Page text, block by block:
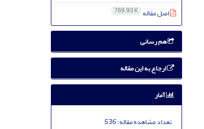
اصل مقاله 769.93 K
هم رسانی
ارجاع به این مقاله
آمار
تعداد مشاهده مقاله:536